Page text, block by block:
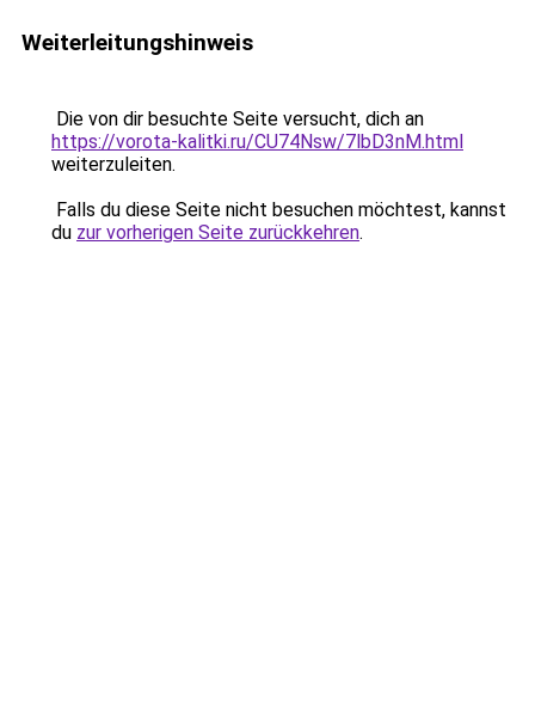
Weiterleitungshinweis
Die von dir besuchte Seite versucht, dich an
https://vorota-kalitki.ru/CU74Nsw/7lbD3nM.html
weiterzuleiten.
Falls du diese Seite nicht besuchen möchtest, kannst
du zur vorherigen Seite zurückkehren.